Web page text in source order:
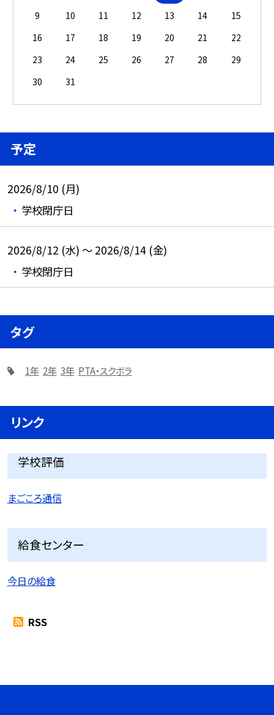
9
10 11 12 13 14
15
16
17 18 19 20 21
22
23
24 25 26 27 28
29
30
31
予定
2026/8/10 (月)
学校閉庁日
2026/8/12 (水) ～ 2026/8/14 (金)
学校閉庁日
タグ
1年 2年 3年 PTA・スクボラ
リンク
学校評価
まごころ通信
給食センター
今日の給食
RSS